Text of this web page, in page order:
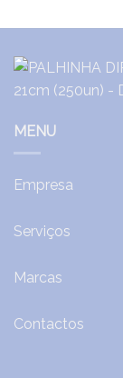
MENU
Empresa
Serviços
Marcas
Contactos